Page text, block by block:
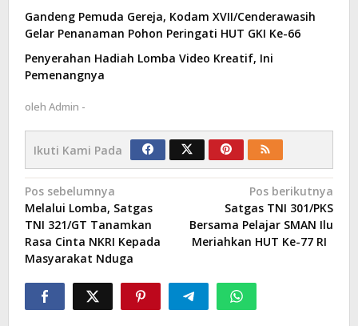
Gandeng Pemuda Gereja, Kodam XVII/Cenderawasih
Gelar Penanaman Pohon Peringati HUT GKI Ke-66
Penyerahan Hadiah Lomba Video Kreatif, Ini
Pemenangnya
oleh Admin -
Ikuti Kami Pada
Navigasi
pos
Pos sebelumnya
Melalui Lomba, Satgas
TNI 321/GT Tanamkan
Rasa Cinta NKRI Kepada
Masyarakat Nduga
Pos berikutnya
Satgas TNI 301/PKS
Bersama Pelajar SMAN Ilu
Meriahkan HUT Ke-77 RI